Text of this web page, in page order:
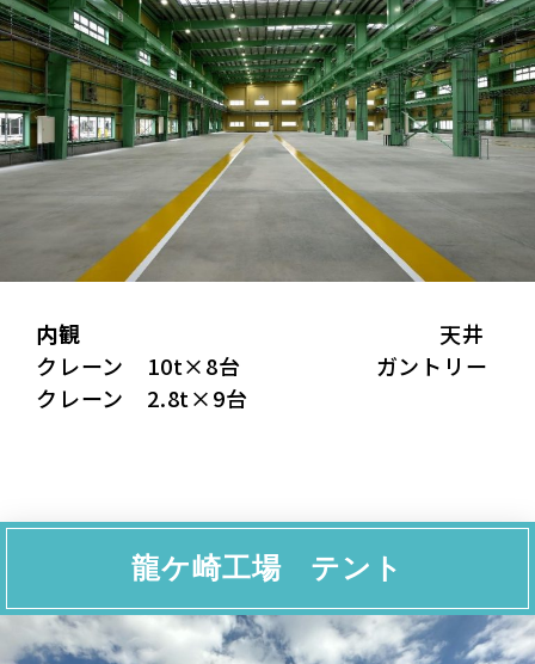
内観
天井
クレーン 10t×8台 ガントリー
クレーン 2.8t×9台
龍ケ崎工場 テント